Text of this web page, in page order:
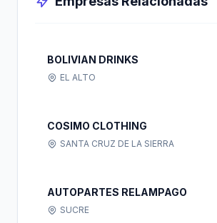
BOLIVIAN DRINKS
EL ALTO
COSIMO CLOTHING
SANTA CRUZ DE LA SIERRA
AUTOPARTES RELAMPAGO
SUCRE